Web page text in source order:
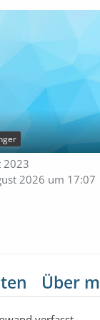
2023
2026 um 17:07
Über